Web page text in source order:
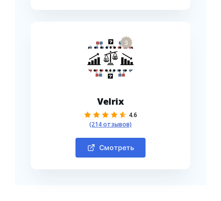
3
Velrix
4.6
(214 отзывов)
Смотреть